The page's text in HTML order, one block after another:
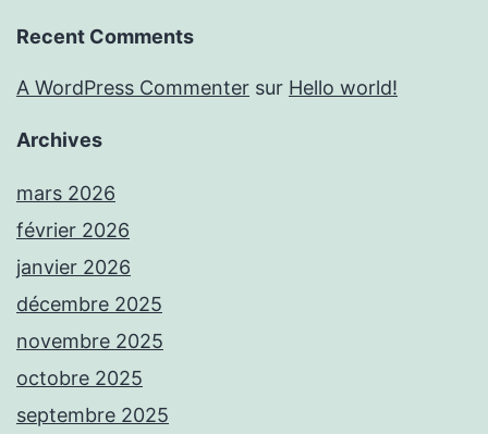
Recent Comments
A WordPress Commenter sur Hello world!
Archives
mars 2026
février 2026
janvier 2026
décembre 2025
novembre 2025
octobre 2025
septembre 2025